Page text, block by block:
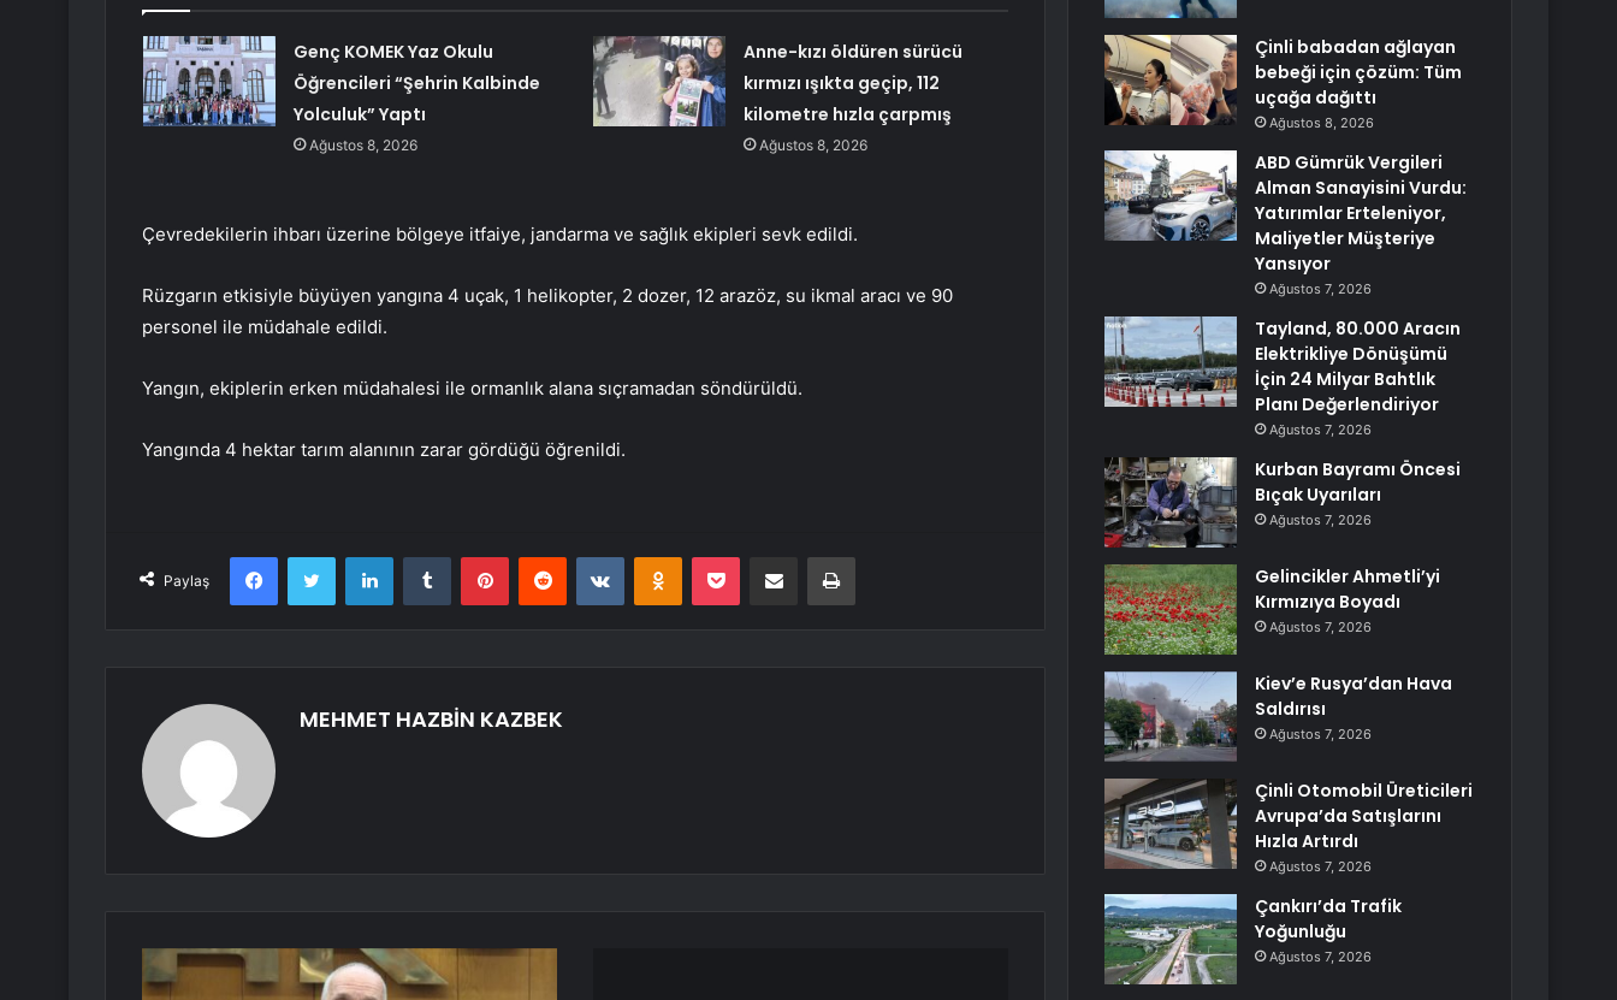
Genç KOMEK Yaz Okulu
Öğrencileri “Şehrin Kalbinde
Yolculuk” Yaptı
Ağustos 8, 2026
Anne-kızı öldüren sürücü
kırmızı ışıkta geçip, 112
kilometre hızla çarpmış
Ağustos 8, 2026
Çevredekilerin ihbarı üzerine bölgeye itfaiye, jandarma ve sağlık ekipleri sevk edildi.
Rüzgarın etkisiyle büyüyen yangına 4 uçak, 1 helikopter, 2 dozer, 12 arazöz, su ikmal aracı ve 90
personel ile müdahale edildi.
Yangın, ekiplerin erken müdahalesi ile ormanlık alana sıçramadan söndürüldü.
Yangında 4 hektar tarım alanının zarar gördüğü öğrenildi.
Paylaş
FacebookTwitter LinkedInTumblr PinterestReddit VKontakteOdnoklassniki
Pocket E-Posta ile paylaş Yazdır
MEHMET HAZBİN KAZBEK
Çinli babadan ağlayan
bebeği için çözüm: Tüm
uçağa dağıttı
Ağustos 8, 2026
ABD Gümrük Vergileri
Alman Sanayisini Vurdu:
Yatırımlar Erteleniyor,
Maliyetler Müşteriye
Yansıyor
Ağustos 7, 2026
Tayland, 80.000 Aracın
Elektrikliye Dönüşümü
İçin 24 Milyar Bahtlık
Planı Değerlendiriyor
Ağustos 7, 2026
Kurban Bayramı Öncesi
Bıçak Uyarıları
Ağustos 7, 2026
Gelincikler Ahmetli’yi
Kırmızıya Boyadı
Ağustos 7, 2026
Kiev’e Rusya’dan Hava
Saldırısı
Ağustos 7, 2026
Çinli Otomobil Üreticileri
Avrupa’da Satışlarını
Hızla Artırdı
Ağustos 7, 2026
Çankırı’da Trafik
Yoğunluğu
Ağustos 7, 2026